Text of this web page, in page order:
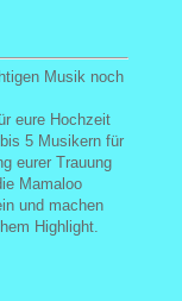
Musik noch
eure Hochzeit
5 Musikern für
eurer Trauung
Mamaloo
und machen
Highlight.